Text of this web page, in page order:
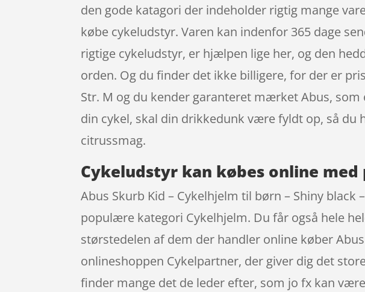
den gode katagori der indeholder rigtig mange
købe cykeludstyr. Varen kan indenfor 365 dage
rigtige cykeludstyr, er hjælpen lige her, og den
orden. Og du finder det ikke billigere, for der er
Str. M og du kender garanteret mærket Abus,
din cykel, skal din drikkedunk være fyldt op, så
citrussmag.
Cykeludstyr kan købes online
Abus Skurb Kid – Cykelhjelm til børn – Shiny
populære kategori Cykelhjelm. Du får også hele
størstedelen af dem der handler online køber
onlineshoppen Cykelpartner, der giver dig det
finder mange det de leder efter, som jo fx kan